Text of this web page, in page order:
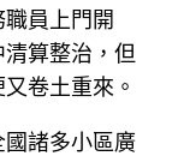
員上門開
算整治，但
卷土重來。
諸多小區廣